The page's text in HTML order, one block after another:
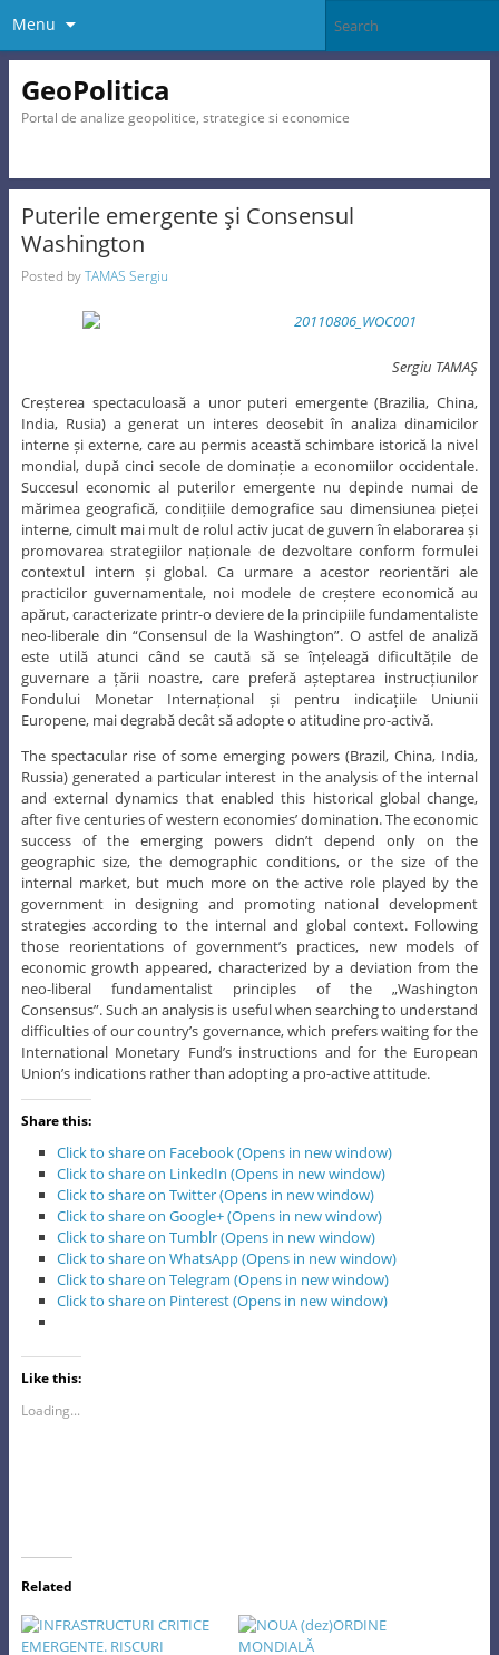
Menu
GeoPolitica
Portal de analize geopolitice, strategice si economice
Puterile emergente şi Consensul
Washington
Posted byTAMAS Sergiu
Sergiu TAMAŞ
Creșterea spectaculoasă a unor puteri emergente (Brazilia, China,
India, Rusia) a generat un interes deosebit în analiza dinamicilor
interne și externe, care au permis această schimbare istorică la nivel
mondial, după cinci secole de dominație a economiilor occidentale.
Succesul economic al puterilor emergente nu depinde numai de
mărimea geografică, condițiile demografice sau dimensiunea pieței
interne, cimult mai mult de rolul activ jucat de guvern în elaborarea și
promovarea strategiilor naționale de dezvoltare conform formulei
contextul intern și global. Ca urmare a acestor reorientări ale
practicilor guvernamentale, noi modele de creștere economică au
apărut, caracterizate printr-o deviere de la principiile fundamentaliste
neo-liberale din “Consensul de la Washington”. O astfel de analiză
este utilă atunci când se caută să se înțeleagă dificultățile de
guvernare a țării noastre, care preferă așteptarea instrucțiunilor
Fondului Monetar Internațional și pentru indicațiile Uniunii
Europene, mai degrabă decât să adopte o atitudine pro-activă.
The spectacular rise of some emerging powers (Brazil, China, India,
Russia) generated a particular interest in the analysis of the internal
and external dynamics that enabled this historical global change,
after five centuries of western economies’ domination. The economic
success of the emerging powers didn’t depend only on the
geographic size, the demographic conditions, or the size of the
internal market, but much more on the active role played by the
government in designing and promoting national development
strategies according to the internal and global context. Following
those reorientations of government’s practices, new models of
economic growth appeared, characterized by a deviation from the
neo-liberal fundamentalist principles of the „Washington
Consensus”. Such an analysis is useful when searching to understand
difficulties of our country’s governance, which prefers waiting for the
International Monetary Fund’s instructions and for the European
Union’s indications rather than adopting a pro-active attitude.
Share this:
Click to share on Facebook (Opens in new window)
Click to share on LinkedIn (Opens in new window)
Click to share on Twitter (Opens in new window)
Click to share on Google+ (Opens in new window)
Click to share on Tumblr (Opens in new window)
Click to share on WhatsApp (Opens in new window)
Click to share on Telegram (Opens in new window)
Click to share on Pinterest (Opens in new window)
Like this:
Loading...
Related